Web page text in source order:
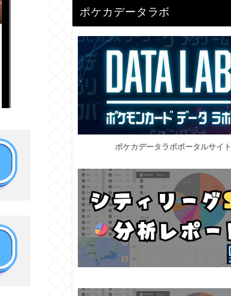
ポケカデータラボ
ポケカデータラボポータルサイト